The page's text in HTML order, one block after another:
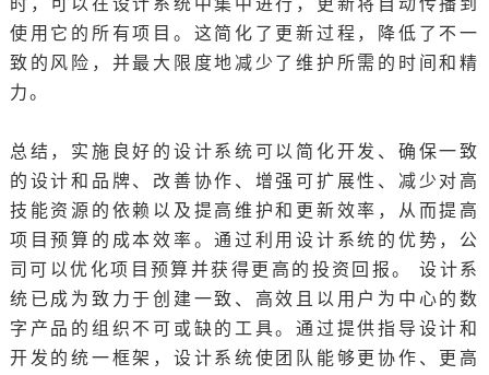
时，可以在设计系统中集中进行，更新将自动传播到
使用它的所有项目。这简化了更新过程，降低了不一
致的风险，并最大限度地减少了维护所需的时间和精
力。
总结，实施良好的设计系统可以简化开发、确保一致
的设计和品牌、改善协作、增强可扩展性、减少对高
技能资源的依赖以及提高维护和更新效率，从而提高
项目预算的成本效率。通过利用设计系统的优势，公
司可以优化项目预算并获得更高的投资回报。 设计系
统已成为致力于创建一致、高效且以用户为中心的数
字产品的组织不可或缺的工具。通过提供指导设计和
开发的统一框架，设计系统使团队能够更协作、更高